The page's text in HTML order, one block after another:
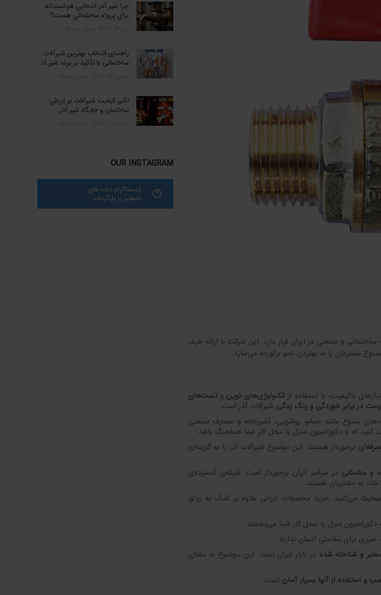
ساختمانی و صنعتی در ایران قرار دارد. این شرکت با ارائه طیف
مشتریان را به بهترین نحو برآورده می‌سازد.
باکیفیت، با استفاده از تکنولوژی‌های نوین وتست‌های
در برابر خوردگی و زنگ زدگی شیرآلات آذر است.
متنوع مانند حمام، روشویی، آشپزخانه و مصارف صنعتی
کنید که با دکوراسیون منزل یا محل کار شما هماهنگ باشد.
‌ای برخوردار هستند. این موضوع شیرآلات آذر را به گزینه‌ای
و مطمئنی در سراسر ایران برخوردار است. شبکه‌ی گسترده‌ی
به مشتریان هستند.
می‌کنید. خرید محصولات ایرانی علاوه بر کمک به رونق
منزل یا محل کار شما می‌بخشند.
برای سلامتی انسان ندارند.
و شناخته شده در بازار ایران است. این موضوع به معنای
و استفاده از آنها بسیار آسان است.
چرا شير آذر انتخابي هوشمندانه
براي پروژه ساختماني هست؟
راهنمای انتخاب بهترین شیرآلات
ساختمانی با تأکید بر برند شیر آذ
تأثیر کیفیت شیرآلات بر ارزش
ساختمان و جایگاه شیر آذر
OUR INSTAGRAM
اینستاگرام داده های
نامعتبر را بازگرداند.